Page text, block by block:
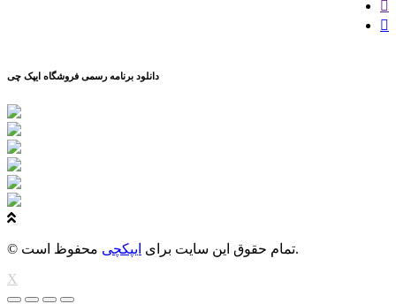
دانلود برنامه رسمی فروشگاه ایپک چی
© تمام حقوق این سایت برای ایپکچی
محفوظ است.
X